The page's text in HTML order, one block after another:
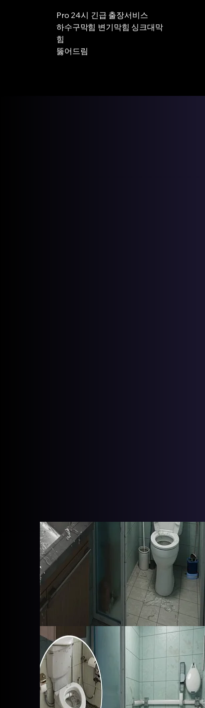
Pro 24시 긴급 출장서비스
하수구막힘 변기막힘 싱크대막
힘
뚫어드림